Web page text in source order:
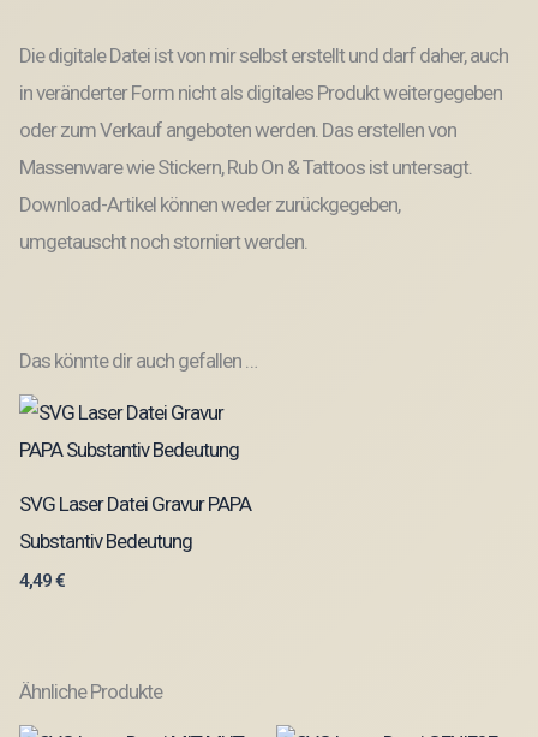
Die digitale Datei ist von mir selbst erstellt und darf daher, auch
in veränderter Form nicht als digitales Produkt weitergegeben
oder zum Verkauf angeboten werden. Das erstellen von
Massenware wie Stickern, Rub On & Tattoos ist untersagt.
Download-Artikel können weder zurückgegeben,
umgetauscht noch storniert werden.
Das könnte dir auch gefallen …
SVG Laser Datei Gravur PAPA
Substantiv Bedeutung
4,49€
Ähnliche Produkte